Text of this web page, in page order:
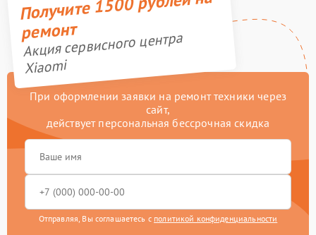
ремонт
Акция сервисного центра
Xiaomi
При оформлении заявки на ремонт техники через
сайт,
действует персональная бессрочная скидка
Отправляя, Вы соглашаетесь с политикой конфиденциальности